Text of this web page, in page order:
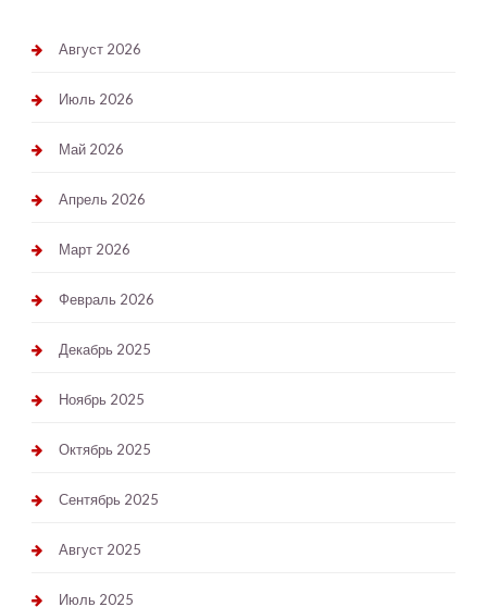
Август 2026
Июль 2026
Май 2026
Апрель 2026
Март 2026
Февраль 2026
Декабрь 2025
Ноябрь 2025
Октябрь 2025
Сентябрь 2025
Август 2025
Июль 2025